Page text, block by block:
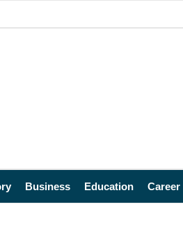
Business Education Career